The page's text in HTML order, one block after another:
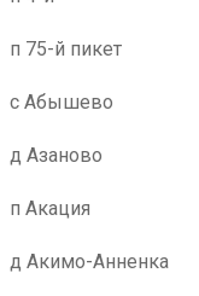
п 75-й пикет
с Абышево
д Азаново
п Акация
д Акимо-Анненка